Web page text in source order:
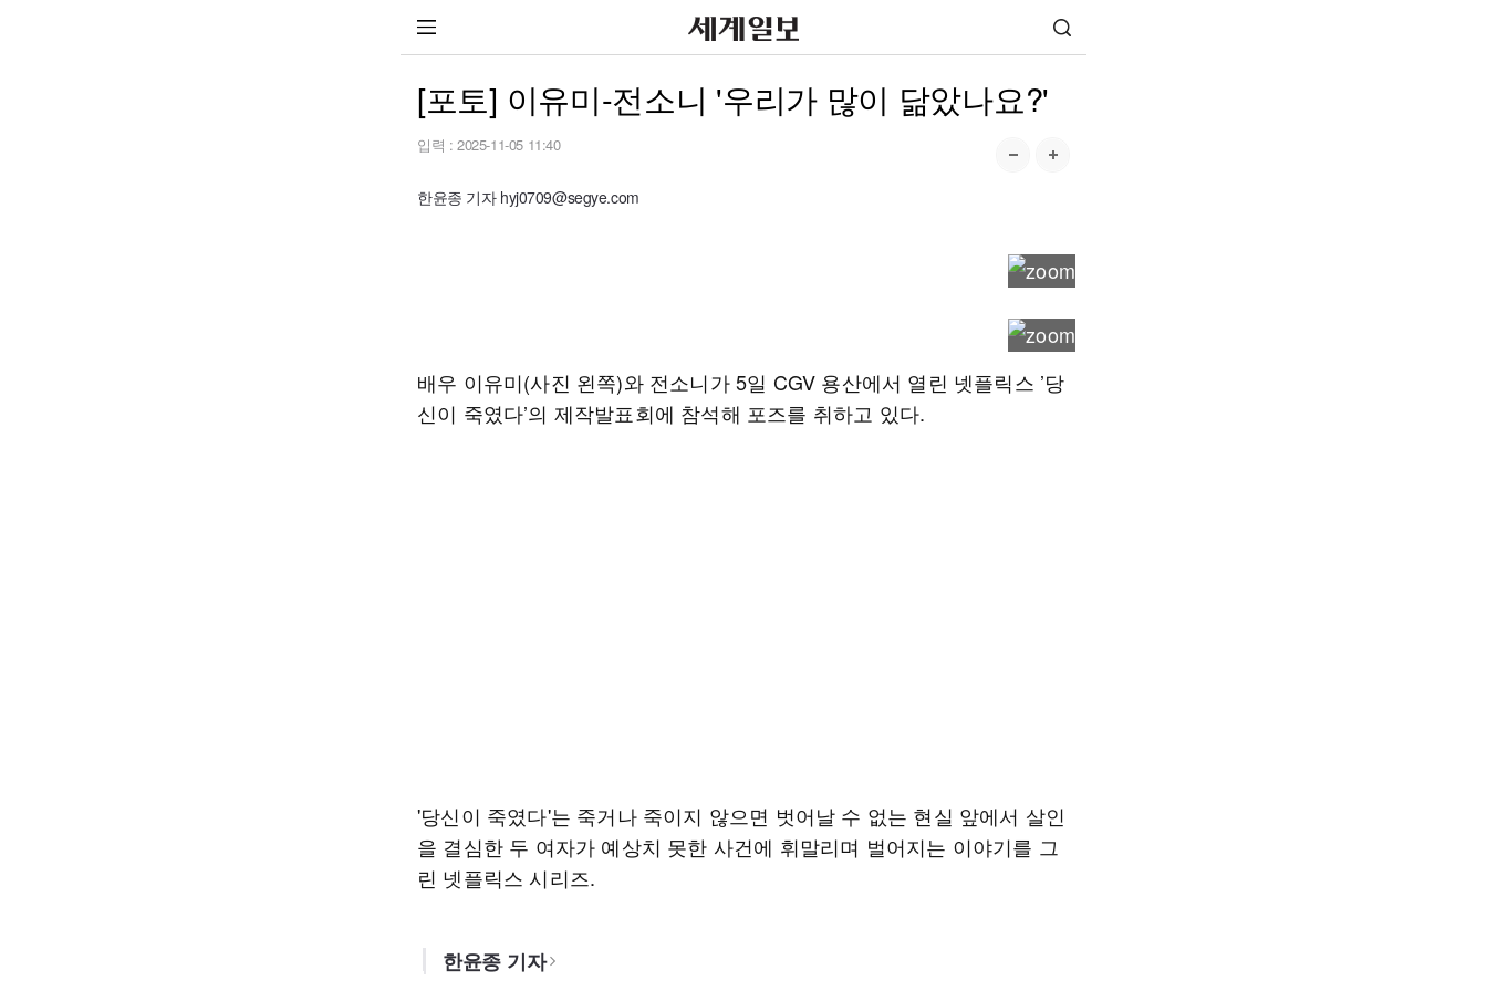
[포토] 이유미-전소니 '우리가 많이 닮았나요?'
입력 : 2025-11-05 11:40
한윤종 기자 hyj0709@segye.com
배우 이유미(사진 왼쪽)와 전소니가 5일 CGV 용산에서 열린 넷플릭스 ’당
신이 죽였다’의 제작발표회에 참석해 포즈를 취하고 있다.
'당신이 죽였다'는 죽거나 죽이지 않으면 벗어날 수 없는 현실 앞에서 살인
을 결심한 두 여자가 예상치 못한 사건에 휘말리며 벌어지는 이야기를 그
린 넷플릭스 시리즈.
한윤종 기자